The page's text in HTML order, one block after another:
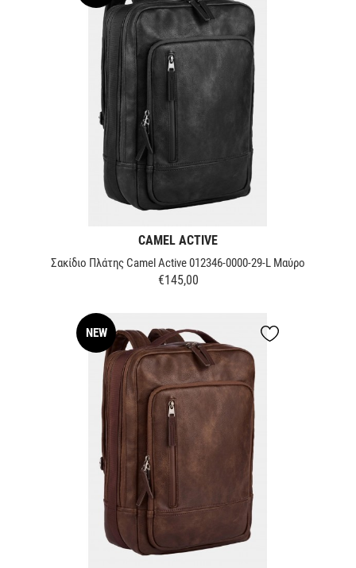
CAMEL ACTIVE
Σακίδιο Πλάτης Camel Active 012346-0000-29-L Μαύρο
Τιμή
€145,00
NEW